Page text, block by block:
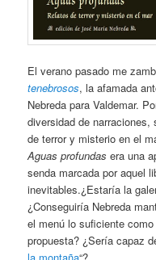
El verano pasado me
tenebrosos, la afamada
Nebreda para Valdemar.
diversidad de
de terror y misterio en el
Aguas profundas era una
senda marcada por aquel
inevitables.¿Estaría la
¿Conseguiría Nebreda
el menú lo suficiente
propuesta? ¿Sería capaz